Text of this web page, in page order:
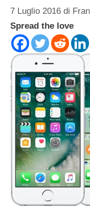
7 Luglio 2016 di
Spread the love